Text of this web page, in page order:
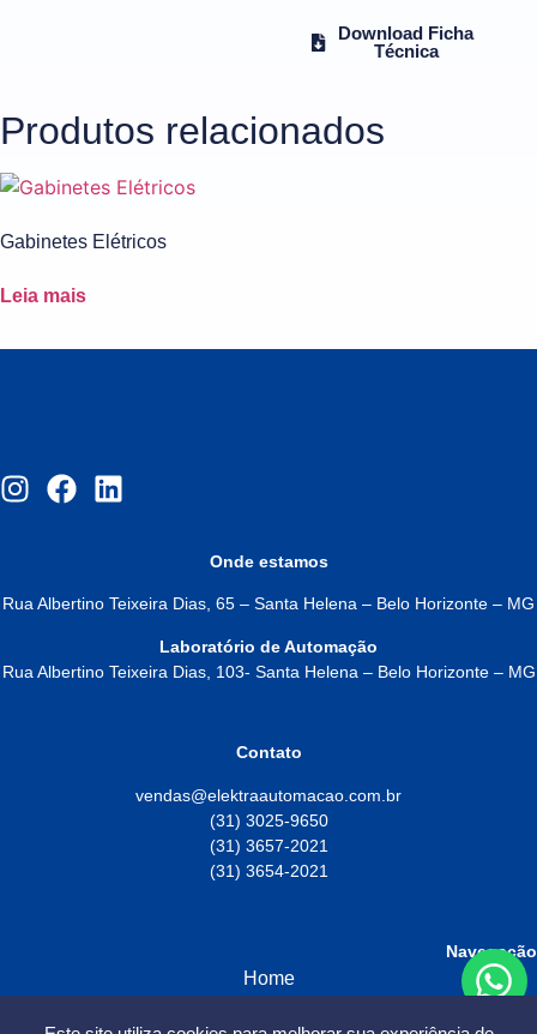
Download Ficha
Técnica
Produtos relacionados
Gabinetes Elétricos
Leia mais
Onde estamos
Rua Albertino Teixeira Dias, 65 – Santa Helena – Belo Horizonte – MG
Laboratório de Automação
Rua Albertino Teixeira Dias, 103- Santa Helena – Belo Horizonte – MG
Contato
vendas@elektraautomacao.com.br
(31) 3025-9650
(31) 3657-2021
(31) 3654-2021
Navegação
Home